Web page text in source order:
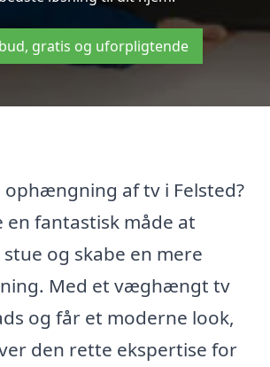
gratis og uforpligtende
ophængning af tv i Felsted?
fantastisk måde at
og skabe en mere
Med et væghængt tv
og får et moderne look,
den rette ekspertise for